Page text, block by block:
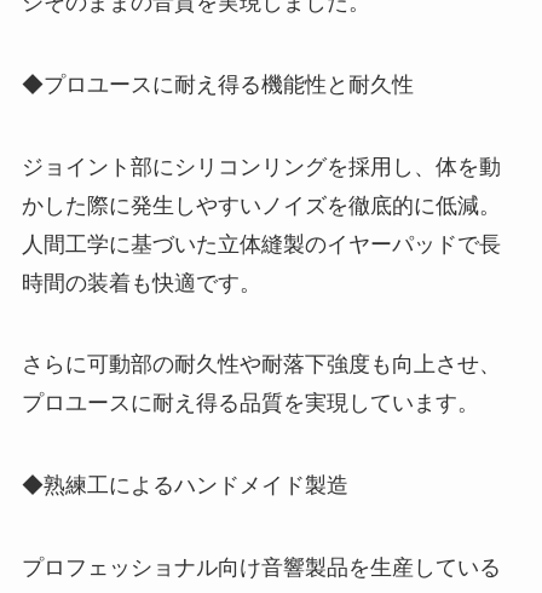
◆プロユースに耐え得る機能性と耐久性
ジョイント部にシリコンリングを採用し、体を動
かした際に発生しやすいノイズを徹底的に低減。
人間工学に基づいた立体縫製のイヤーパッドで長
時間の装着も快適です。
さらに可動部の耐久性や耐落下強度も向上させ、
プロユースに耐え得る品質を実現しています。
◆熟練工によるハンドメイド製造
プロフェッショナル向け音響製品を生産している